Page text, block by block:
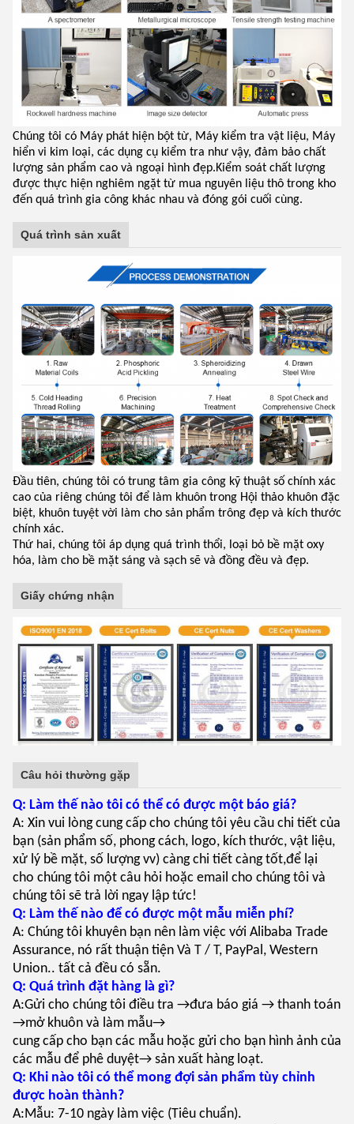
Chúng tôi có Máy phát hiện bột từ, Máy kiểm tra vật liệu, Máy
hiển vi kim loại, các dụng cụ kiểm tra như vậy, đảm bảo chất
lượng sản phẩm cao và ngoại hình đẹp.Kiểm soát chất lượng
được thực hiện nghiêm ngặt từ mua nguyên liệu thô trong kho
đến quá trình gia công khác nhau và đóng gói cuối cùng.
Quá trình sản xuất
Đầu tiên, chúng tôi có trung tâm gia công kỹ thuật số chính xác
cao của riêng chúng tôi để làm khuôn trong Hội thảo khuôn đặc
biệt, khuôn tuyệt vời làm cho sản phẩm trông đẹp và kích thước
chính xác.
Thứ hai, chúng tôi áp dụng quá trình thổi, loại bỏ bề mặt oxy
hóa, làm cho bề mặt sáng và sạch sẽ và đồng đều và đẹp.
Giấy chứng nhận
Câu hỏi thường gặp
Q: Làm thế nào tôi có thể có được một báo giá?
A: Xin vui lòng cung cấp cho chúng tôi yêu cầu chi tiết của
bạn (sản phẩm số, phong cách, logo, kích thước, vật liệu,
xử lý bề mặt, số lượng vv) càng chi tiết càng tốt,để lại
cho chúng tôi một câu hỏi hoặc email cho chúng tôi và
chúng tôi sẽ trả lời ngay lập tức!
Q: Làm thế nào để có được một mẫu miễn phí?
A: Chúng tôi khuyên bạn nên làm việc với Alibaba Trade
Assurance, nó rất thuận tiện Và T / T, PayPal, Western
Union.. tất cả đều có sẵn.
Q: Quá trình đặt hàng là gì?
A:Gửi cho chúng tôi điều tra →đưa báo giá → thanh toán
→mở khuôn và làm mẫu→
cung cấp cho bạn các mẫu hoặc gửi cho bạn hình ảnh của
các mẫu để phê duyệt→ sản xuất hàng loạt.
Q: Khi nào tôi có thể mong đợi sản phẩm tùy chỉnh
được hoàn thành?
A:Mẫu: 7-10 ngày làm việc (Tiêu chuẩn).